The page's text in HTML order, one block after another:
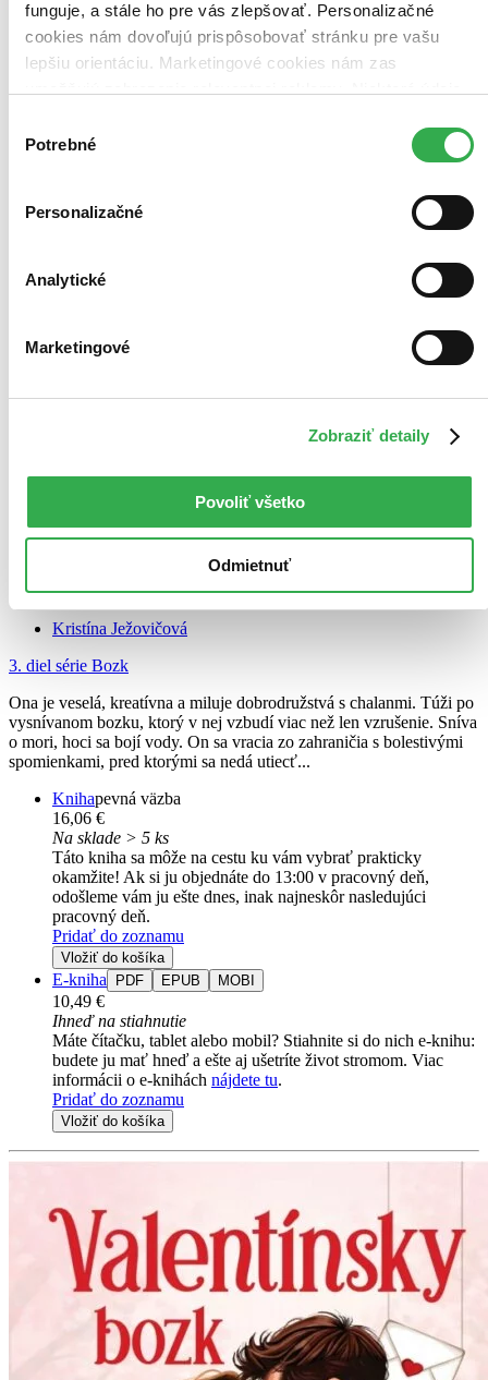
funguje, a stále ho pre vás zlepšovať. Personalizačné
cookies nám dovoľujú prispôsobovať stránku pre vašu
lepšiu orientáciu. Marketingové cookies nám zas
keby sme mohli používať všetky tieto cookies. Ďakujeme!
súhlasu
Potrebné
Personalizačné
Analytické
Marketingové
Zobraziť detaily
Povoliť všetko
Odmietnuť
Vysnívaný bozk
Kristína Ježovičová
3. diel série Bozk
Ona je veselá, kreatívna a miluje dobrodružstvá s chalanmi. Túži po
vysnívanom bozku, ktorý v nej vzbudí viac než len vzrušenie. Sníva
o mori, hoci sa bojí vody. On sa vracia zo zahraničia s bolestivými
spomienkami, pred ktorými sa nedá utiecť...
Knihapevná väzba
16,06 €
Na sklade > 5 ks
Táto kniha sa môže na cestu ku vám vybrať prakticky
okamžite! Ak si ju objednáte do 13:00 v pracovný deň,
odošleme vám ju ešte dnes, inak najneskôr nasledujúci
pracovný deň.
Pridať do zoznamu
Vložiť do košíka
E-kniha PDF EPUB MOBI
10,49 €
Ihneď na stiahnutie
Máte čítačku, tablet alebo mobil? Stiahnite si do nich e-knihu:
budete ju mať hneď a ešte aj ušetríte život stromom. Viac
informácii o e-knihách nájdete tu.
Pridať do zoznamu
Vložiť do košíka